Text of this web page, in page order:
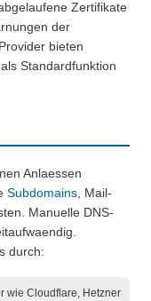
Zertifikate
der
bieten
Standardfunktion
Anlaessen
Subdomains, Mail-
Manuelle DNS-
durch:
wie Cloudflare, Hetzner